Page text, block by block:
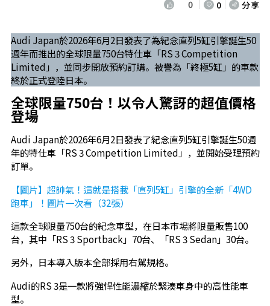
0 0 分享
Audi Japan於2026年6月2日發表了為紀念直列5缸引擎誕生50
週年而推出的全球限量750台特仕車「RS 3 Competition
Limited」，並同步開放預約訂購。被譽為「終極5缸」的車款
終於正式登陸日本。
全球限量750台！以令人驚訝的超值價格
登場
Audi Japan於2026年6月2日發表了紀念直列5缸引擎誕生50週
年的特仕車「RS 3 Competition Limited」，並開始受理預約
訂單。
【圖片】超帥氣！這就是搭載「直列5缸」引擎的全新「4WD
跑車」！圖片一次看（32張）
這款全球限量750台的紀念車型，在日本市場將限量販售100
台，其中「RS 3 Sportback」70台、「RS 3 Sedan」30台。
另外，日本導入版本全部採用右駕規格。
Audi的RS 3是一款將強悍性能濃縮於緊湊車身中的高性能車
型。